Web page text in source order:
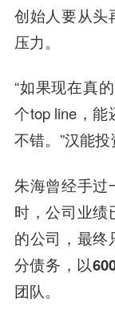
创始人要从头
压力。
“如果现在真
个top line，
不错。”汉能投
朱海曾经手过
时，公司业绩
的公司，最终
分债务，以
团队。